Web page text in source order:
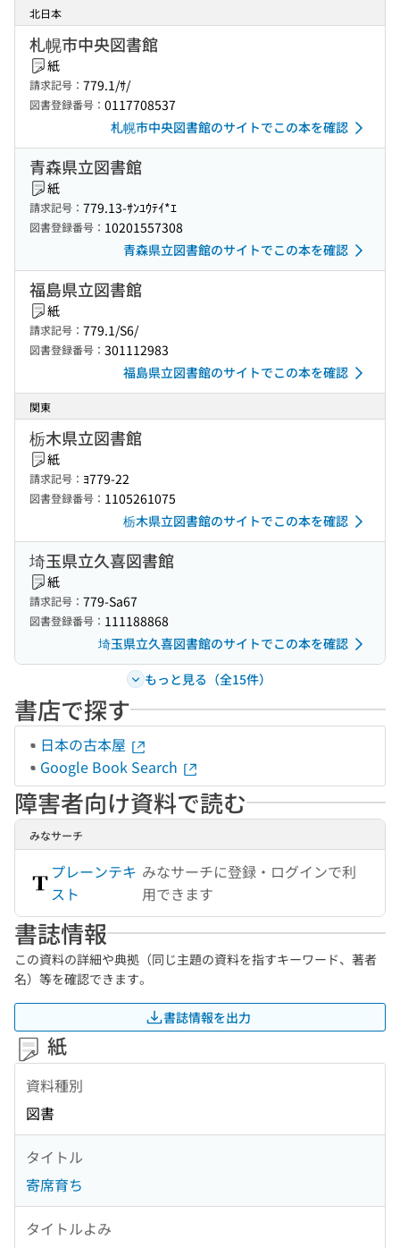
北日本
札幌市中央図書館
紙
請求記号： 779.1/ｻ/
図書登録番号： 0117708537
札幌市中央図書館のサイトでこの本を確認
青森県立図書館
紙
請求記号： 779.13-ｻﾝﾕｳﾃｲ*ｴ
図書登録番号： 10201557308
青森県立図書館のサイトでこの本を確認
福島県立図書館
紙
請求記号： 779.1/S6/
図書登録番号： 301112983
福島県立図書館のサイトでこの本を確認
関東
栃木県立図書館
紙
請求記号： ﾖ779-22
図書登録番号： 1105261075
栃木県立図書館のサイトでこの本を確認
埼玉県立久喜図書館
紙
請求記号： 779-Sa67
図書登録番号： 111188868
埼玉県立久喜図書館のサイトでこの本を確認
もっと見る（全15件）
書店で探す
日本の古本屋
Google Book Search
障害者向け資料で読む
みなサーチ
プレーンテキ
スト
みなサーチに登録・ログインで利
用できます
書誌情報
この資料の詳細や典拠（同じ主題の資料を指すキーワード、著者
名）等を確認できます。
書誌情報を出力
紙
資料種別
図書
タイトル
寄席育ち
タイトルよみ